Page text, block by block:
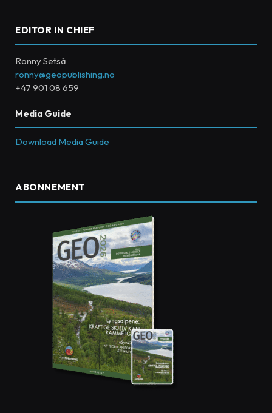
EDITOR IN CHIEF
Ronny Setså
ronny@geopublishing.no
+47 901 08 659
Media Guide
Download Media Guide
ABONNEMENT